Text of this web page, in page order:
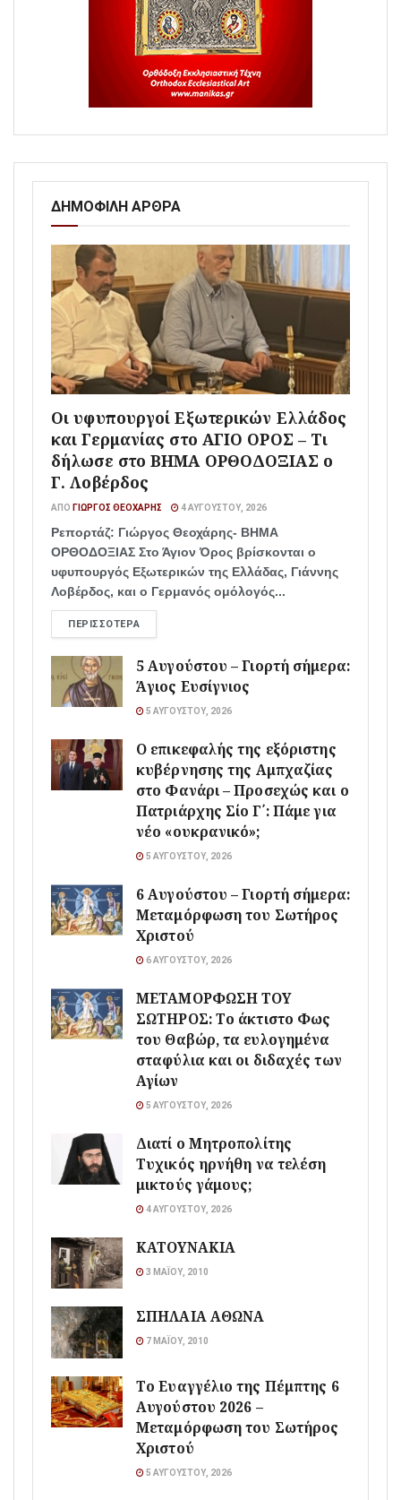
ΔΗΜΟΦΙΛΗ ΑΡΘΡΑ
Οι υφυπουργοί Εξωτερικών Ελλάδος
και Γερμανίας στο ΑΓΙΟ ΟΡΟΣ – Τι
δήλωσε στο ΒΗΜΑ ΟΡΘΟΔΟΞΙΑΣ ο
Γ. Λοβέρδος
ΑΠΌ ΓΙΏΡΓΟΣ ΘΕΟΧΆΡΗΣ 4 ΑΥΓΟΎΣΤΟΥ, 2026
Ρεπορτάζ: Γιώργος Θεοχάρης- ΒΗΜΑ
ΟΡΘΟΔΟΞΙΑΣ Στο Άγιον Όρος βρίσκονται ο
υφυπουργός Εξωτερικών της Ελλάδας, Γιάννης
Λοβέρδος, και ο Γερμανός ομόλογός...
ΠΕΡΙΣΣΌΤΕΡΑ
5 Αυγούστου – Γιορτή σήμερα:
Άγιος Ευσίγνιος
5 ΑΥΓΟΎΣΤΟΥ, 2026
Ο επικεφαλής της εξόριστης
κυβέρνησης της Αμπχαζίας
στο Φανάρι – Προσεχώς και ο
Πατριάρχης Σίο Γ΄: Πάμε για
νέο «ουκρανικό»;
5 ΑΥΓΟΎΣΤΟΥ, 2026
6 Αυγούστου – Γιορτή σήμερα:
Μεταμόρφωση του Σωτήρος
Χριστού
6 ΑΥΓΟΎΣΤΟΥ, 2026
ΜΕΤΑΜΟΡΦΩΣΗ ΤΟΥ
ΣΩΤΗΡΟΣ: Το άκτιστο Φως
του Θαβώρ, τα ευλογημένα
σταφύλια και οι διδαχές των
Αγίων
5 ΑΥΓΟΎΣΤΟΥ, 2026
Διατί ο Μητροπολίτης
Τυχικός ηρνήθη να τελέση
μικτούς γάμους;
4 ΑΥΓΟΎΣΤΟΥ, 2026
ΚΑΤΟΥΝΑΚΙΑ
3 ΜΑΪ́ΟΥ, 2010
ΣΠΗΛΑΙΑ ΑΘΩΝΑ
7 ΜΑΪ́ΟΥ, 2010
Το Ευαγγέλιο της Πέμπτης 6
Αυγούστου 2026 –
Μεταμόρφωση του Σωτήρος
Χριστού
5 ΑΥΓΟΎΣΤΟΥ, 2026